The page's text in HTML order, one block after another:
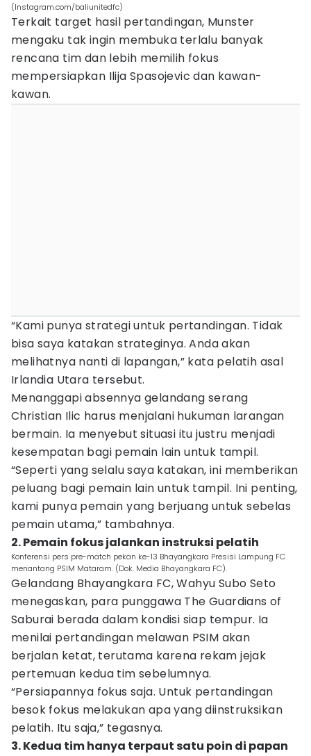
(Instagram.com/baliunitedfc)
Terkait target hasil pertandingan, Munster
mengaku tak ingin membuka terlalu banyak
rencana tim dan lebih memilih fokus
mempersiapkan Ilija Spasojevic dan kawan-
kawan.
“Kami punya strategi untuk pertandingan. Tidak
bisa saya katakan strateginya. Anda akan
melihatnya nanti di lapangan,” kata pelatih asal
Irlandia Utara tersebut.
Menanggapi absennya gelandang serang
Christian Ilic harus menjalani hukuman larangan
bermain. Ia menyebut situasi itu justru menjadi
kesempatan bagi pemain lain untuk tampil.
“Seperti yang selalu saya katakan, ini memberikan
peluang bagi pemain lain untuk tampil. Ini penting,
kami punya pemain yang berjuang untuk sebelas
pemain utama,” tambahnya.
2. Pemain fokus jalankan instruksi pelatih
Konferensi pers pre-match pekan ke-13 Bhayangkara Presisi Lampung FC
menantang PSIM Mataram. (Dok. Media Bhayangkara FC).
Gelandang Bhayangkara FC, Wahyu Subo Seto
menegaskan, para punggawa The Guardians of
Saburai berada dalam kondisi siap tempur. Ia
menilai pertandingan melawan PSIM akan
berjalan ketat, terutama karena rekam jejak
pertemuan kedua tim sebelumnya.
“Persiapannya fokus saja. Untuk pertandingan
besok fokus melakukan apa yang diinstruksikan
pelatih. Itu saja,” tegasnya.
3. Kedua tim hanya terpaut satu poin di papan